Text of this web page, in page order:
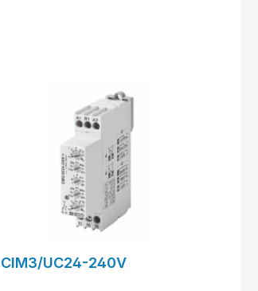
CIM3/UC24-240V